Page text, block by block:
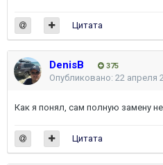
Цитата
DenisB 375
Опубликовано: 22 апреля
Как я понял, сам полную замену
Цитата